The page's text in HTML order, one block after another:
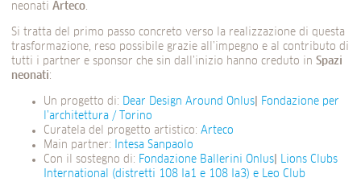
neonati Arteco.
Si tratta del primo passo concreto verso la realizzazione di questa
trasformazione, reso possibile grazie all’impegno e al contributo di
tutti i partner e sponsor che sin dall’inizio hanno creduto in Spazi
neonati:
Un progetto di: Dear Design Around Onlus
Fondazione per
l’architettura / Torino
Curatela del progetto artistico: Arteco
Main partner:
Intesa Sanpaolo
Con il sostegno di: Fondazione Ballerini Onlus
Lions Clubs
International (distretti 108 Ia1 e 108 Ia3) e Leo Club